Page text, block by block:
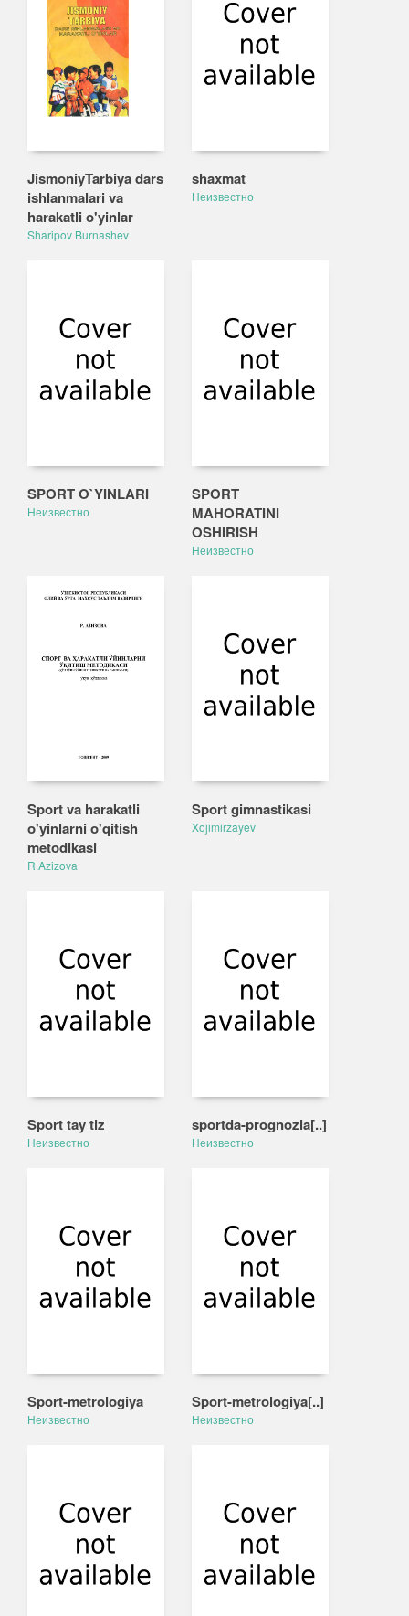
JismoniyTarbiya dars
ishlanmalari va
harakatli o'yinlar
Sharipov Burnashev
shaxmat
Неизвестно
SPORT O`YINLARI
Неизвестно
SPORT
MAHORATINI
OSHIRISH
Неизвестно
Sport va harakatli
o'yinlarni o'qitish
metodikasi
R.Azizova
Sport gimnastikasi
Xojimirzayev
Sport tay tiz
Неизвестно
sportda-prognozla[..]
Неизвестно
Sport-metrologiya
Неизвестно
Sport-metrologiya[..]
Неизвестно